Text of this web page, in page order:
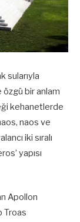
sularıyla
bir anlam
kehanetlerde
naos ve
iki sıralı
yapısı
Apollon
Troas